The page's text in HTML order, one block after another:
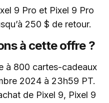
9 Pro et Pixel 9 Pro
250 $ de retour.
à cette offre ?
à 800 cartes-cadeaux
2024 à 23h59 PT.
de Pixel 9, Pixel 9